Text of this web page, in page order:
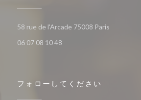
58 rue de l'Arcade 75008 Paris
06 07 08 10 48
フォローしてください